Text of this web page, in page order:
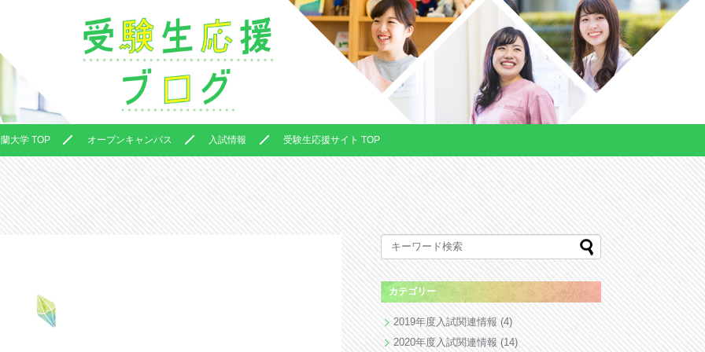
大学 TOP オープンキャンパス 入試情報 受験生応援サイト TOP
カテゴリー
2019年度入試関連情報 (4)
2020年度入試関連情報 (14)